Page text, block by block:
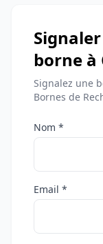
borne à
Signalez une
Bornes de
Nom *
Email *